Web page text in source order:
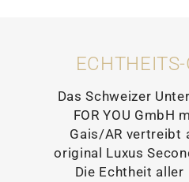
Das Schweizer
FOR YOU GmbH
Gais/AR vertreibt
original Luxus
Die Echtheit